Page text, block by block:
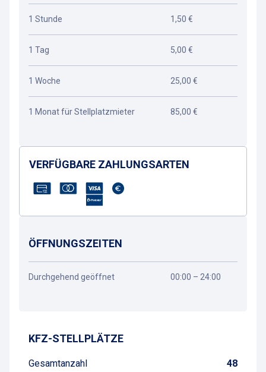
1 Stunde 1,50 €
1 Tag 5,00 €
1 Woche 25,00 €
1 Monat für Stellplatzmieter 85,00 €
VERFÜGBARE ZAHLUNGSARTEN
ÖFFNUNGSZEITEN
Durchgehend geöffnet 00:00 – 24:00
KFZ-STELLPLÄTZE
Gesamtanzahl 48